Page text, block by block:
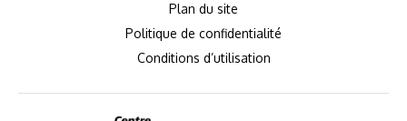
Plan du site
Politique de confidentialité
Conditions d’utilisation